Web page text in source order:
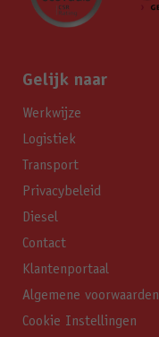
Gelijk naar
Werkwijze
Logistiek
Transport
Privacybeleid
Diesel
Contact
Klantenportaal
Algemene voorwaarden
Cookie Instellingen